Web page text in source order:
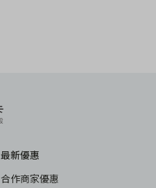
最新優惠
合作商家優惠